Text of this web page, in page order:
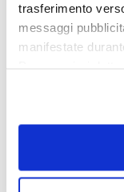
trasferimento
messaggi
manifestate
scelte privacy sui
dell’informativa
Chiudendo il
dei soli cookie